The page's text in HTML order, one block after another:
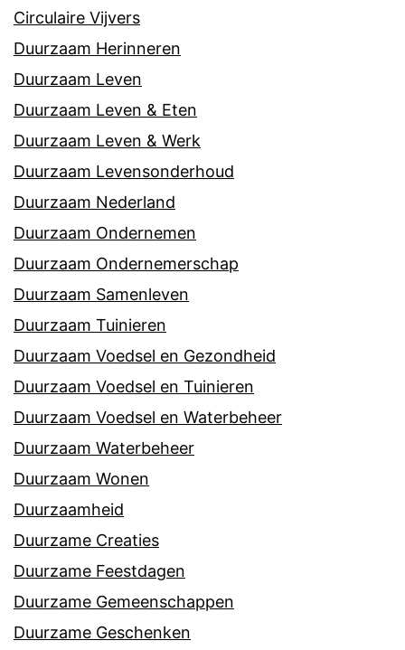
Circulaire Vijvers
Duurzaam Herinneren
Duurzaam Leven
Duurzaam Leven & Eten
Duurzaam Leven & Werk
Duurzaam Levensonderhoud
Duurzaam Nederland
Duurzaam Ondernemen
Duurzaam Ondernemerschap
Duurzaam Samenleven
Duurzaam Tuinieren
Duurzaam Voedsel en Gezondheid
Duurzaam Voedsel en Tuinieren
Duurzaam Voedsel en Waterbeheer
Duurzaam Waterbeheer
Duurzaam Wonen
Duurzaamheid
Duurzame Creaties
Duurzame Feestdagen
Duurzame Gemeenschappen
Duurzame Geschenken